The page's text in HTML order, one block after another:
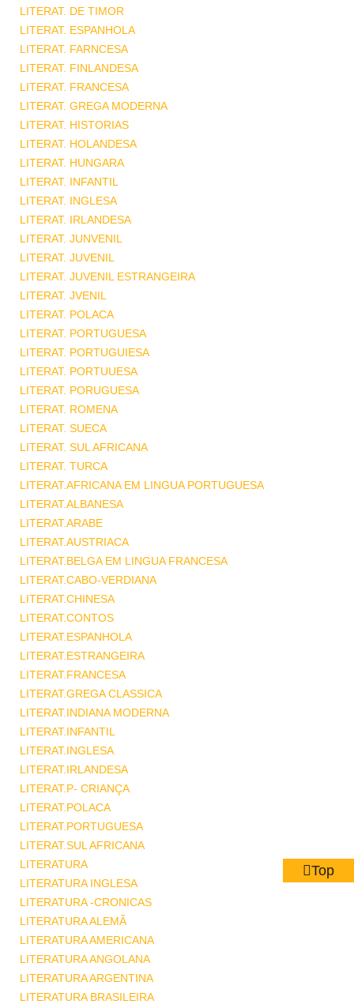
LITERAT. DE TIMOR
LITERAT. ESPANHOLA
LITERAT. FARNCESA
LITERAT. FINLANDESA
LITERAT. FRANCESA
LITERAT. GREGA MODERNA
LITERAT. HISTORIAS
LITERAT. HOLANDESA
LITERAT. HUNGARA
LITERAT. INFANTIL
LITERAT. INGLESA
LITERAT. IRLANDESA
LITERAT. JUNVENIL
LITERAT. JUVENIL
LITERAT. JUVENIL ESTRANGEIRA
LITERAT. JVENIL
LITERAT. POLACA
LITERAT. PORTUGUESA
LITERAT. PORTUGUIESA
LITERAT. PORTUUESA
LITERAT. PORUGUESA
LITERAT. ROMENA
LITERAT. SUECA
LITERAT. SUL AFRICANA
LITERAT. TURCA
LITERAT.AFRICANA EM LINGUA PORTUGUESA
LITERAT.ALBANESA
LITERAT.ARABE
LITERAT.AUSTRIACA
LITERAT.BELGA EM LINGUA FRANCESA
LITERAT.CABO-VERDIANA
LITERAT.CHINESA
LITERAT.CONTOS
LITERAT.ESPANHOLA
LITERAT.ESTRANGEIRA
LITERAT.FRANCESA
LITERAT.GREGA CLASSICA
LITERAT.INDIANA MODERNA
LITERAT.INFANTIL
LITERAT.INGLESA
LITERAT.IRLANDESA
LITERAT.P- CRIANÇA
LITERAT.POLACA
LITERAT.PORTUGUESA
LITERAT.SUL AFRICANA
LITERATURA
LITERATURA INGLESA
LITERATURA -CRONICAS
LITERATURA ALEMÃ
LITERATURA AMERICANA
LITERATURA ANGOLANA
LITERATURA ARGENTINA
LITERATURA BRASILEIRA
Top